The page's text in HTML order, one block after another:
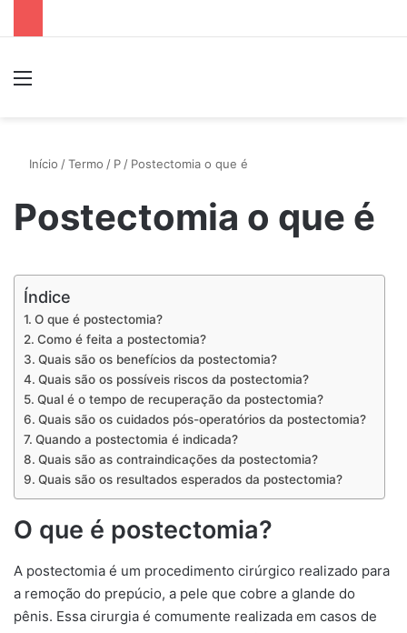
Início /Termo / P / Postectomia o que é
Postectomia o que é
Índice
O que é postectomia?
Como é feita a postectomia?
Quais são os benefícios da postectomia?
Quais são os possíveis riscos da postectomia?
Qual é o tempo de recuperação da postectomia?
Quais são os cuidados pós-operatórios da postectomia?
Quando a postectomia é indicada?
Quais são as contraindicações da postectomia?
Quais são os resultados esperados da postectomia?
O que é postectomia?
A postectomia é um procedimento cirúrgico realizado para
a remoção do prepúcio, a pele que cobre a glande do
pênis. Essa cirurgia é comumente realizada em casos de